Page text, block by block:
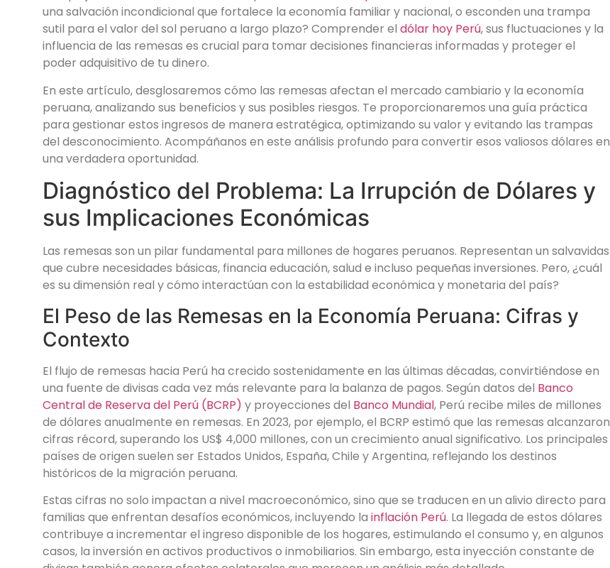
una salvación incondicional que fortalece la economía familiar y nacional, o esconden una trampa
sutil para el valor del sol peruano a largo plazo? Comprender el dólar hoy Perú, sus fluctuaciones y la
influencia de las remesas es crucial para tomar decisiones financieras informadas y proteger el
poder adquisitivo de tu dinero.
En este artículo, desglosaremos cómo las remesas afectan el mercado cambiario y la economía
peruana, analizando sus beneficios y sus posibles riesgos. Te proporcionaremos una guía práctica
para gestionar estos ingresos de manera estratégica, optimizando su valor y evitando las trampas
del desconocimiento. Acompáñanos en este análisis profundo para convertir esos valiosos dólares en
una verdadera oportunidad.
Diagnóstico del Problema: La Irrupción de Dólares y
sus Implicaciones Económicas
Las remesas son un pilar fundamental para millones de hogares peruanos. Representan un salvavidas
que cubre necesidades básicas, financia educación, salud e incluso pequeñas inversiones. Pero, ¿cuál
es su dimensión real y cómo interactúan con la estabilidad económica y monetaria del país?
El Peso de las Remesas en la Economía Peruana: Cifras y
Contexto
El flujo de remesas hacia Perú ha crecido sostenidamente en las últimas décadas, convirtiéndose en
una fuente de divisas cada vez más relevante para la balanza de pagos. Según datos del Banco
Central de Reserva del Perú (BCRP) y proyecciones del Banco Mundial, Perú recibe miles de millones
de dólares anualmente en remesas. En 2023, por ejemplo, el BCRP estimó que las remesas alcanzaron
cifras récord, superando los US$ 4,000 millones, con un crecimiento anual significativo. Los principales
países de origen suelen ser Estados Unidos, España, Chile y Argentina, reflejando los destinos
históricos de la migración peruana.
Estas cifras no solo impactan a nivel macroeconómico, sino que se traducen en un alivio directo para
familias que enfrentan desafíos económicos, incluyendo la inflación Perú. La llegada de estos dólares
contribuye a incrementar el ingreso disponible de los hogares, estimulando el consumo y, en algunos
casos, la inversión en activos productivos o inmobiliarios. Sin embargo, esta inyección constante de